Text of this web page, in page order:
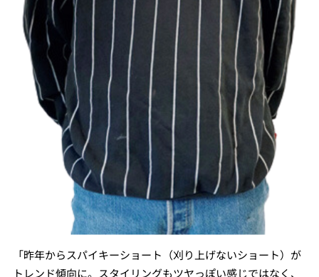
「昨年からスパイキーショート（刈り上げないショート）が
トレンド傾向に。スタイリングもツヤっぽい感じではなく、